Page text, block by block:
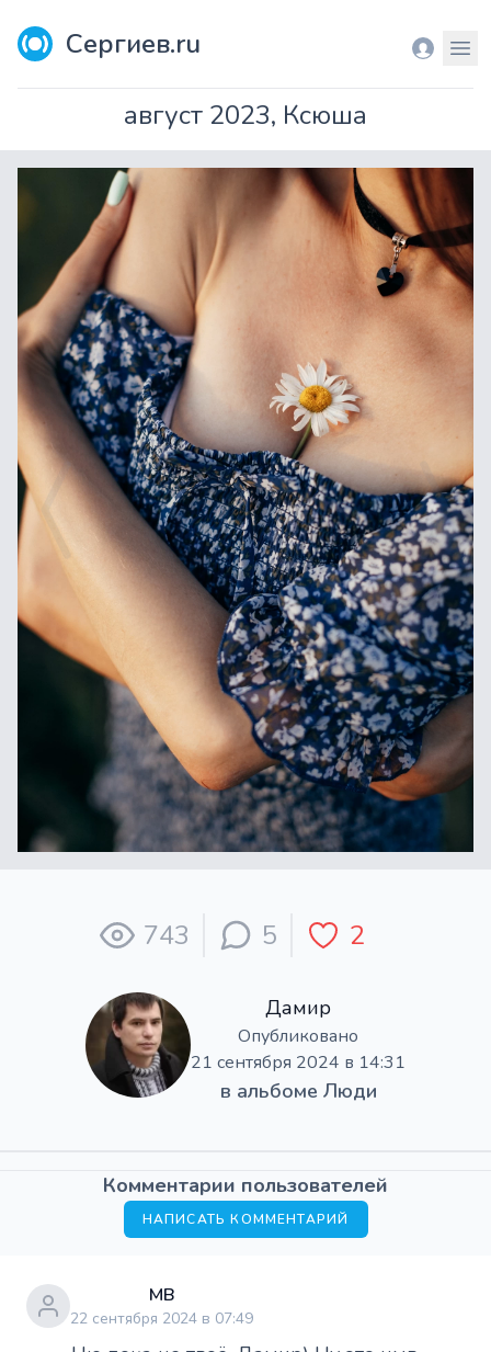
Сергиев.ru Вход
август 2023, Ксюша
743 5 2
Дамир
Опубликовано
21 сентября 2024 в 14:31
в альбоме Люди
Комментарии пользователей
НАПИСАТЬ КОММЕНТАРИЙ
МВ
22 сентября 2024 в 07:49